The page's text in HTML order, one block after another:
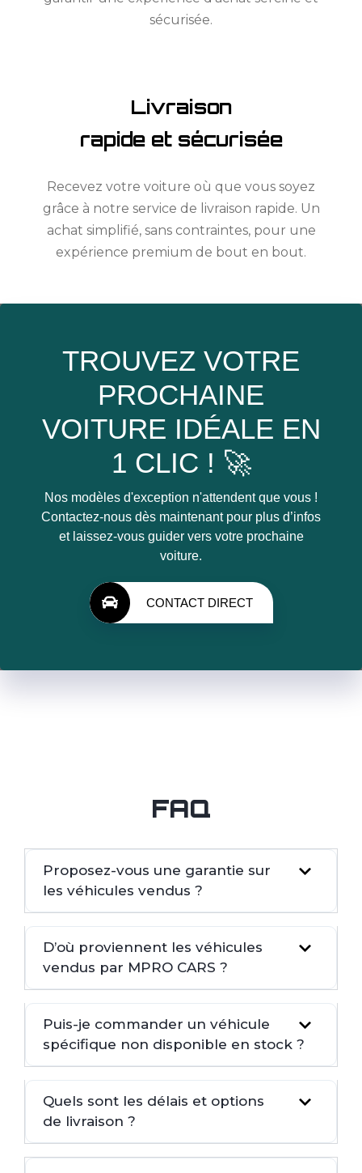
sécurisée.
Livraison
rapide et sécurisée
Recevez votre voiture où que vous soyez
grâce à notre service de livraison rapide. Un
achat simplifié, sans contraintes, pour une
expérience premium de bout en bout.
TROUVEZ VOTRE
PROCHAINE
VOITURE IDÉALE EN
1 CLIC ! 🚀
Nos modèles d'exception n'attendent que vous !
Contactez-nous dès maintenant pour plus d’infos
et laissez-vous guider vers votre prochaine
voiture.
CONTACT DIRECT
FAQ
Proposez-vous une garantie sur
les véhicules vendus ?
D’où proviennent les véhicules
vendus par MPRO CARS ?
Puis-je commander un véhicule
spécifique non disponible en stock ?
Quels sont les délais et options
de livraison ?